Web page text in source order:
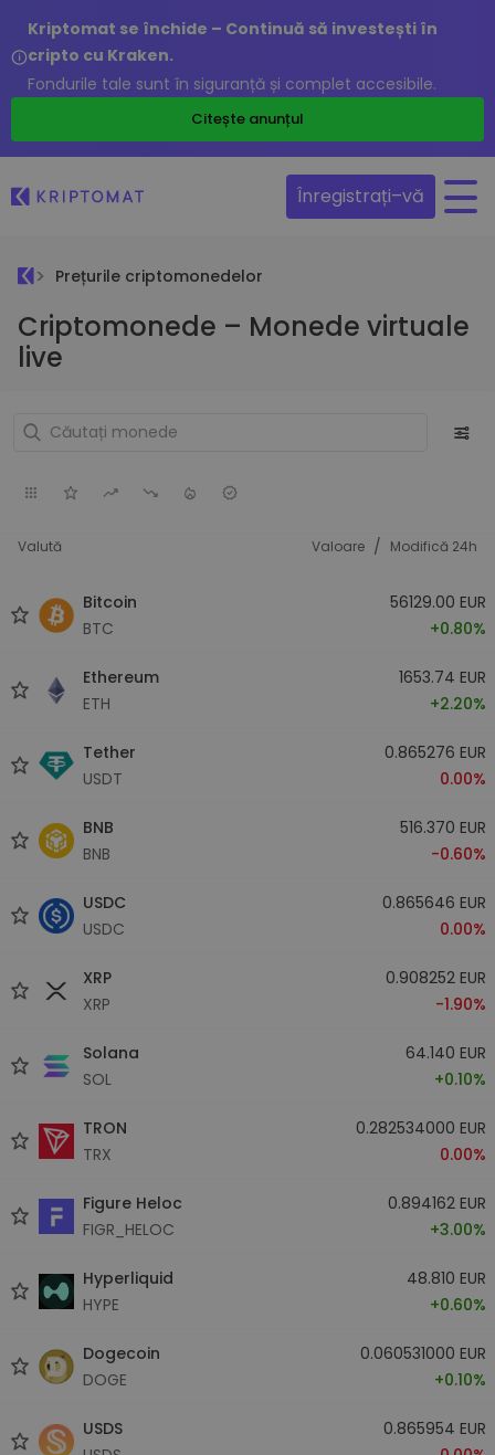
Kriptomat se închide – Continuă să investești în
cripto cu Kraken.
Fondurile tale sunt în siguranță și complet accesibile.
Citește anunțul
Înregistrați–vă
Prețurile criptomonedelor
Criptomonede – Monede virtuale
live
Valută Valoare / Modifică 24h
Bitcoin
BTC
56129.00 EUR
+0.80%
Ethereum
ETH
1653.74 EUR
+2.20%
Tether
USDT
0.865276 EUR
0.00%
BNB
BNB
516.370 EUR
-0.60%
USDC
USDC
0.865646 EUR
0.00%
XRP
XRP
0.908252 EUR
-1.90%
Solana
SOL
64.140 EUR
+0.10%
TRON
TRX
0.282534000 EUR
0.00%
Figure Heloc
FIGR_HELOC
0.894162 EUR
+3.00%
Hyperliquid
HYPE
48.810 EUR
+0.60%
Dogecoin
DOGE
0.060531000 EUR
+0.10%
USDS
0.865954 EUR